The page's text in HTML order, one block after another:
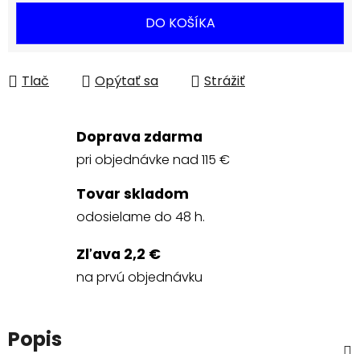
DO KOŠÍKA
Tlač Opýtať sa Strážiť
Doprava zdarma
pri objednávke nad 115 €
Tovar skladom
odosielame do 48 h.
Zľava 2,2 €
na prvú objednávku
Popis